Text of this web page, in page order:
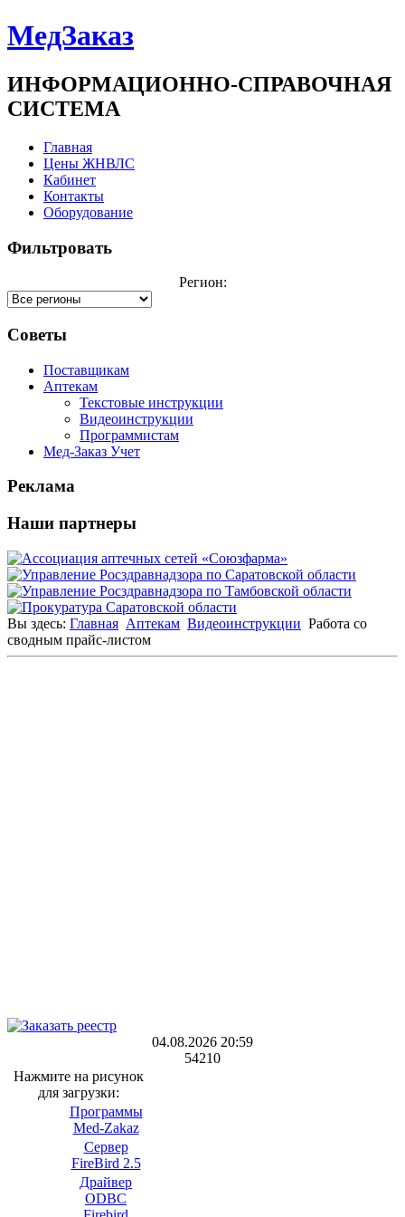
МедЗаказ
ИНФОРМАЦИОННО-СПРАВОЧНАЯ
СИСТЕМА
Главная
Цены ЖНВЛС
Кабинет
Контакты
Оборудование
Фильтровать
Регион:
Советы
Поставщикам
Аптекам
Текстовые инструкции
Видеоинструкции
Программистам
Мед-Заказ Учет
Реклама
Наши партнеры
Вы здесь: Главная Аптекам Видеоинструкции Работа со
сводным прайс-листом
04.08.2026 20:59
54210
Нажмите на рисунок
для загрузки:
Программы
Med-Zakaz
Сервер
FireBird 2.5
Драйвер
ODBC